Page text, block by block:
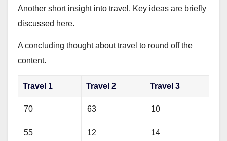
Another short insight into travel. Key ideas are briefly
discussed here.
A concluding thought about travel to round off the
content.
Travel 1 Travel 2 Travel 3
70 63 10
55 12 14